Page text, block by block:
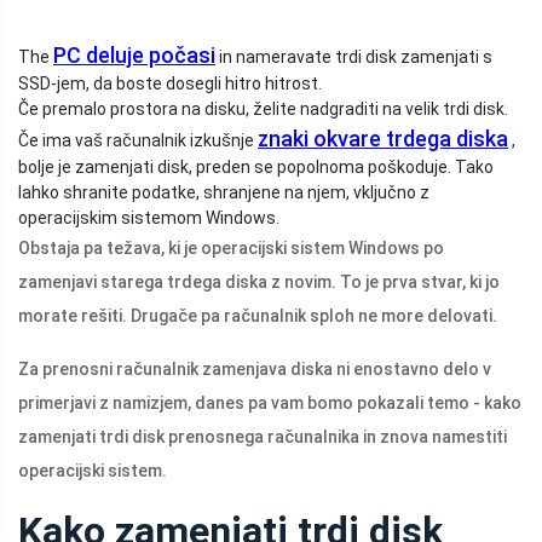
The PC deluje počasiin nameravate trdi disk zamenjati s
SSD-jem, da boste dosegli hitro hitrost.
Če premalo prostora na disku, želite nadgraditi na velik trdi disk.
Če ima vaš računalnik izkušnje znaki okvare trdega diska ,
bolje je zamenjati disk, preden se popolnoma poškoduje. Tako
lahko shranite podatke, shranjene na njem, vključno z
operacijskim sistemom Windows.
Obstaja pa težava, ki je operacijski sistem Windows po
zamenjavi starega trdega diska z novim. To je prva stvar, ki jo
morate rešiti. Drugače pa računalnik sploh ne more delovati.
Za prenosni računalnik zamenjava diska ni enostavno delo v
primerjavi z namizjem, danes pa vam bomo pokazali temo - kako
zamenjati trdi disk prenosnega računalnika in znova namestiti
operacijski sistem.
Kako zamenjati trdi disk